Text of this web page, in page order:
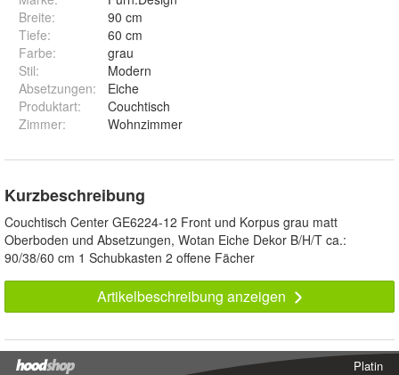
Breite:
90 cm
Tiefe:
60 cm
Farbe:
grau
Stil:
Modern
Absetzungen:
Eiche
Produktart:
Couchtisch
Zimmer: Wohnzimmer
Kurzbeschreibung
Couchtisch Center GE6224-12 Front und Korpus grau matt
Oberboden und Absetzungen, Wotan Eiche Dekor B/H/T ca.:
90/38/60 cm 1 Schubkasten 2 offene Fächer
Artikelbeschreibung anzeigen
Platin